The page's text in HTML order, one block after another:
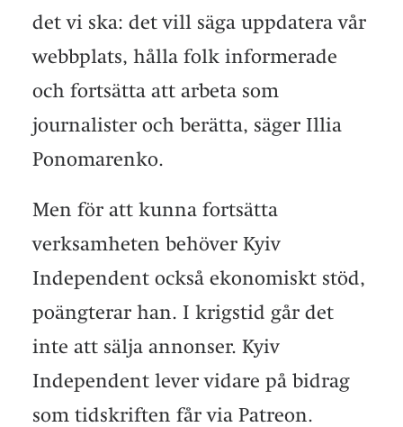
det vi ska: det vill säga uppdatera vår
webbplats, hålla folk informerade
och fortsätta att arbeta som
journalister och berätta, säger Illia
Ponomarenko.
Men för att kunna fortsätta
verksamheten behöver Kyiv
Independent också ekonomiskt stöd,
poängterar han. I krigstid går det
inte att sälja annonser. Kyiv
Independent lever vidare på bidrag
som tidskriften får via Patreon.